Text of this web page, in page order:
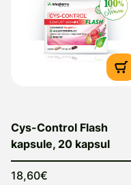
Cys-Control Flash
kapsule, 20 kapsul
18,60€